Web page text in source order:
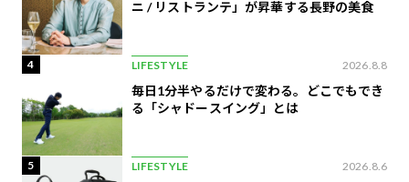
ニ / リストランテ」が昇華する長野の美食
4 LIFESTYLE 2026.8.8
毎日1分半やるだけで変わる。どこでもでき
る「シャドースイング」とは
5 LIFESTYLE 2026.8.6